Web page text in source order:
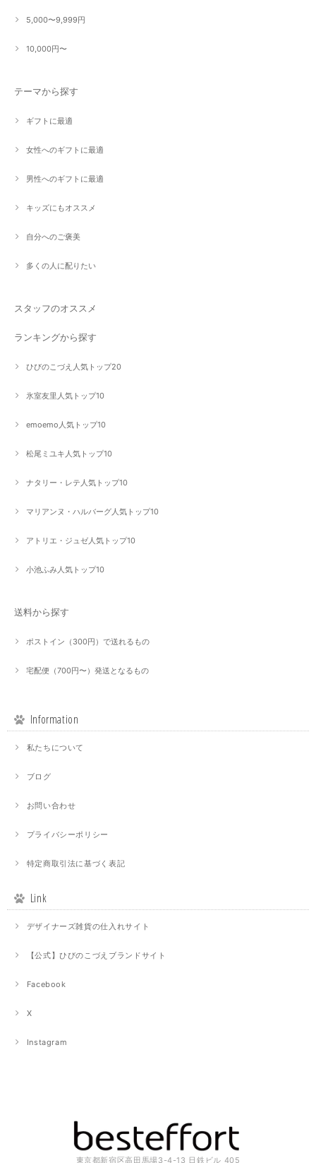
5,000〜9,999円
10,000円〜
テーマから探す
ギフトに最適
女性へのギフトに最適
男性へのギフトに最適
キッズにもオススメ
自分へのご褒美
多くの人に配りたい
スタッフのオススメ
ランキングから探す
ひびのこづえ人気トップ20
氷室友里人気トップ10
emoemo人気トップ10
松尾ミユキ人気トップ10
ナタリー・レテ人気トップ10
マリアンヌ・ハルバーグ人気トップ10
アトリエ・ジュゼ人気トップ10
小池ふみ人気トップ10
送料から探す
ポストイン（300円）で送れるもの
宅配便（700円〜）発送となるもの
Information
私たちについて
ブログ
お問い合わせ
プライバシーポリシー
特定商取引法に基づく表記
Link
デザイナーズ雑貨の仕入れサイト
【公式】ひびのこづえブランドサイト
Facebook
X
Instagram
東京都新宿区高田馬場3-4-13 日鉄ビル 405